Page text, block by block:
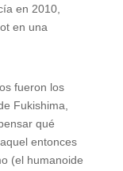
en 2010,
en una
fueron los
Fukishima,
qué
entonces
(el humanoide